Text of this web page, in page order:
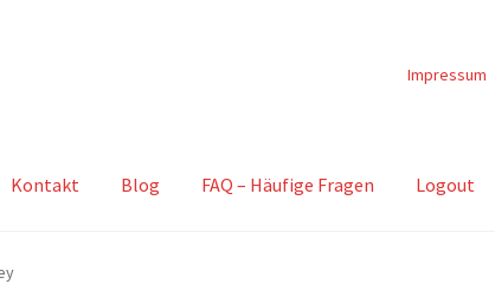
Impressum
Kontakt Blog FAQ – Häufige Fragen Logout